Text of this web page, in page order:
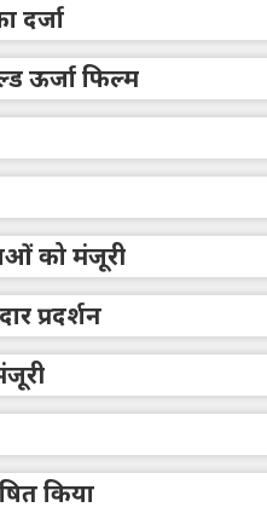
दर्जा
ऊर्जा फिल्म
को मंजूरी
प्रदर्शन
किया